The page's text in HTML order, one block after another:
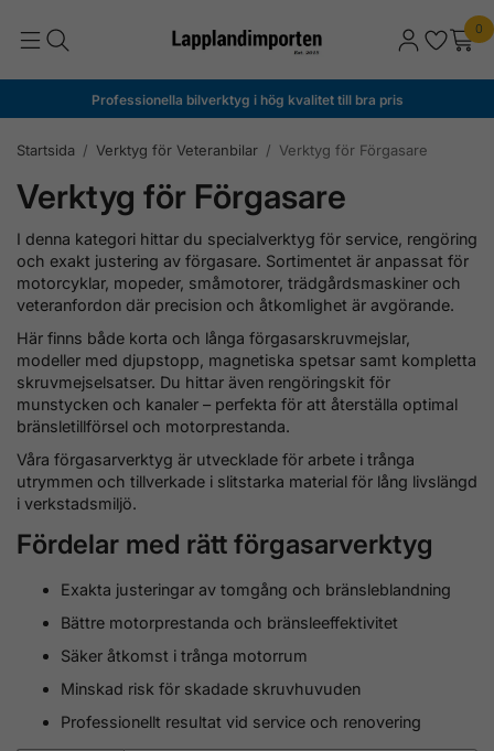
0
Professionella bilverktyg i hög kvalitet till bra pris
Startsida / Verktyg för Veteranbilar / Verktyg för Förgasare
Verktyg för Förgasare
I denna kategori hittar du specialverktyg för service, rengöring
och exakt justering av förgasare. Sortimentet är anpassat för
motorcyklar, mopeder, småmotorer, trädgårdsmaskiner och
veteranfordon där precision och åtkomlighet är avgörande.
Här finns både korta och långa förgasarskruvmejslar,
modeller med djupstopp, magnetiska spetsar samt kompletta
skruvmejselsatser. Du hittar även rengöringskit för
munstycken och kanaler – perfekta för att återställa optimal
bränsletillförsel och motorprestanda.
Våra förgasarverktyg är utvecklade för arbete i trånga
utrymmen och tillverkade i slitstarka material för lång livslängd
i verkstadsmiljö.
Fördelar med rätt förgasarverktyg
Exakta justeringar av tomgång och bränsleblandning
Bättre motorprestanda och bränsleeffektivitet
Säker åtkomst i trånga motorrum
Minskad risk för skadade skruvhuvuden
Professionellt resultat vid service och renovering